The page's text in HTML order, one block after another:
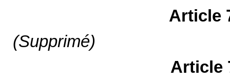
Article
(Supprimé)
Article